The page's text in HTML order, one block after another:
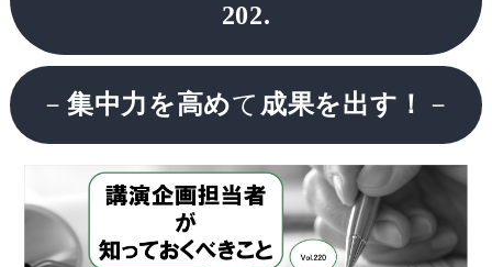
202.
－ 集中力を高めて 成果を出す！ －